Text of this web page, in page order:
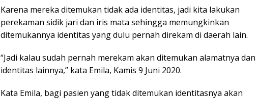
Karena mereka ditemukan tidak ada identitas, jadi kita lakukan
perekaman sidik jari dan iris mata sehingga memungkinkan
ditemukannya identitas yang dulu pernah direkam di daerah lain.
“Jadi kalau sudah pernah merekam akan ditemukan alamatnya dan
identitas lainnya,” kata Emila, Kamis 9 Juni 2020.
Kata Emila, bagi pasien yang tidak ditemukan identitasnya akan